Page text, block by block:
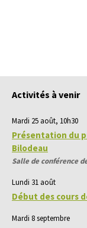
Activités à venir
Mardi 25 août, 10h30
Présentation du
Bilodeau
Salle de conférence
Lundi 31 août
Début des cours
Mardi 8 septembre